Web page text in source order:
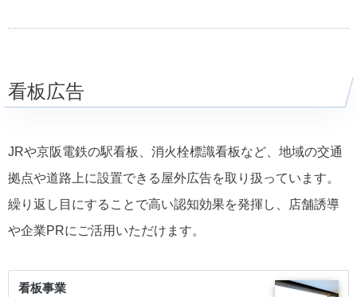
看板広告
JRや京阪電鉄の駅看板、消火栓標識看板など、地域の交通
拠点や道路上に設置できる屋外広告を取り扱っています。
繰り返し目にすることで高い認知効果を発揮し、店舗誘導
や企業PRにご活用いただけます。